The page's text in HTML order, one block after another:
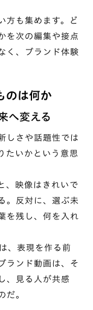
方も集めます。ど
を次の編集や接点
く、ブランド体験
のは何か
へ変える
しさや話題性では
たいかという意思
、映像はきれいで
。反対に、選ぶ未
を残し、何を入れ
、表現を作る前
ランド動画は、そ
、見る人が共感
だ。